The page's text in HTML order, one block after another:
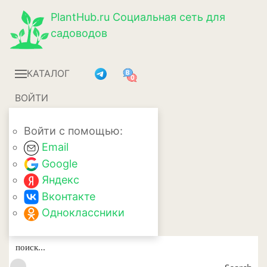
PlantHub.ru Социальная сеть для
садоводов
КАТАЛОГ
ВОЙТИ
Войти с помощью:
Email
Google
Яндекс
Вконтакте
Одноклассники